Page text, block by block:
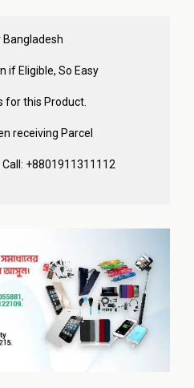
Bangladesh
if Eligible, So Easy
for this Product.
receiving Parcel
+8801911311112